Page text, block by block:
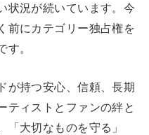
状況が続いています。今
前にカテゴリー独占権を
す。
が持つ安心、信頼、長期
ティストとファンの絆と
大切なものを守る」